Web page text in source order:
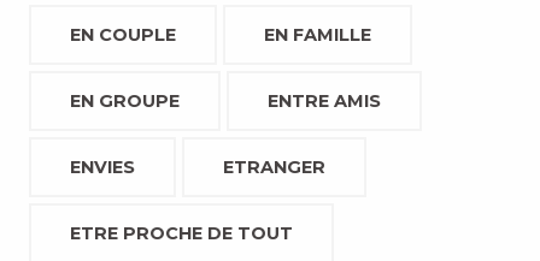
EN COUPLE EN FAMILLE
EN GROUPE ENTRE AMIS
ENVIES ETRANGER
ETRE PROCHE DE TOUT